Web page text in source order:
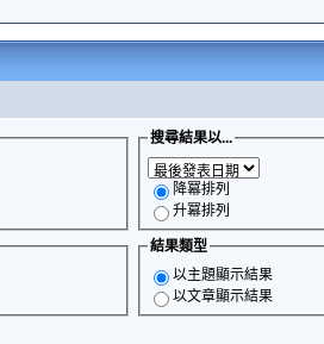
搜尋結果以...
降冪排列
升冪排列
結果類型
以主題顯示結果
以文章顯示結果